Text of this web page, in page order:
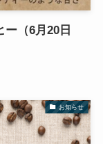
ー（6月20日
お知らせ